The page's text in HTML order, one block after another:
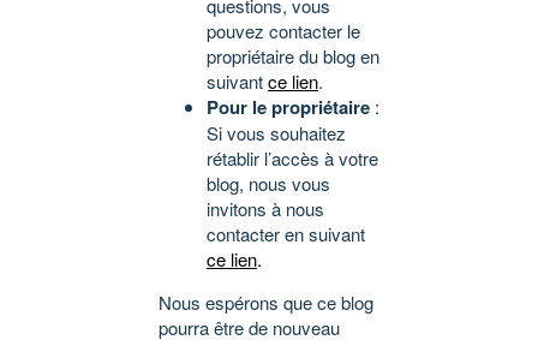
questions, vous
pouvez contacter le
propriétaire du blog en
suivantce lien.
Pour le propriétaire :
Si vous souhaitez
rétablir l’accès à votre
blog, nous vous
invitons à nous
contacter en suivant
ce lien.
Nous espérons que ce blog
pourra être de nouveau